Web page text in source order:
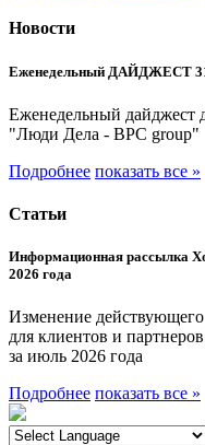
Новости
Еженедельный ДАЙДЖЕСТ
Еженедельный дайджест
"Люди Дела - BPC group"
Подробнее показать все »
Статьи
Информационная рассылка
2026 года
Изменение действующего
для клиентов и
за июль 2026 года
Подробнее показать все »